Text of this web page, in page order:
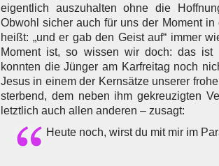
eigentlich auszuhalten ohne die
Obwohl sicher auch für uns der Moment
heißt: „und er gab den Geist auf“ immer
Moment ist, so wissen wir doch: das ist
konnten die Jünger am Karfreitag noch
Jesus in einem der Kernsätze unserer
sterbend, dem neben ihm gekreuzigten
letztlich auch allen anderen – zusagt:
Heute noch, wirst du mit mir im